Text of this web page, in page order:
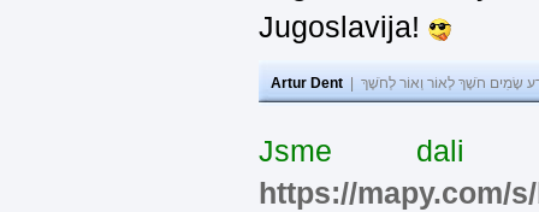
Jugoslavija!
Artur Dent שָׂמִים חֹשֶׁךְ לְאוֹר וְאוֹר לְחֹשֶׁךְ
Jsme dali
https://mapy.com/